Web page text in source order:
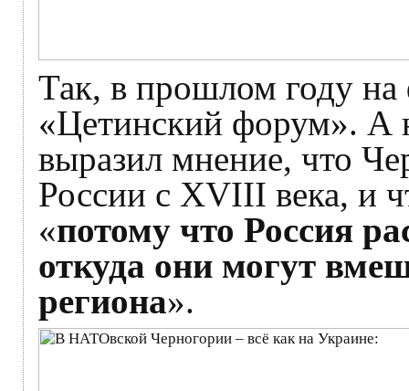
Так, в прошлом году на
«Цетинский форум». А
выразил мнение, что
России с XVIII века, и
«потому что Россия
откуда они могут
региона».